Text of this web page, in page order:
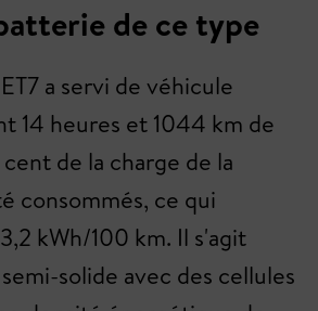
de ce type
a servi de véhicule
14 heures et 1044 km de
de la charge de la
consommés, ce qui
kWh/100 km. Il s'agit
solide avec des cellules